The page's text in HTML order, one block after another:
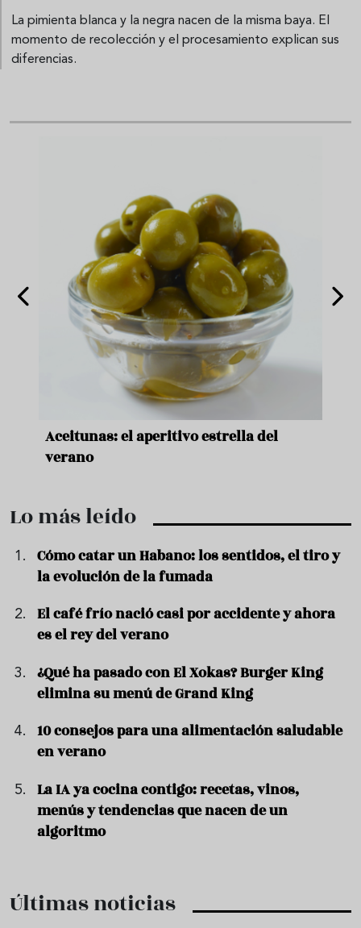
La pimienta blanca y la negra nacen de la misma baya. El
momento de recolección y el procesamiento explican sus
diferencias.
Aceitunas: el aperitivo estrella del
verano
Lo más leído
Cómo catar un Habano: los sentidos, el tiro y
la evolución de la fumada
El café frío nació casi por accidente y ahora
es el rey del verano
¿Qué ha pasado con El Xokas? Burger King
elimina su menú de Grand King
10 consejos para una alimentación saludable
en verano
La IA ya cocina contigo: recetas, vinos,
menús y tendencias que nacen de un
algoritmo
Últimas noticias